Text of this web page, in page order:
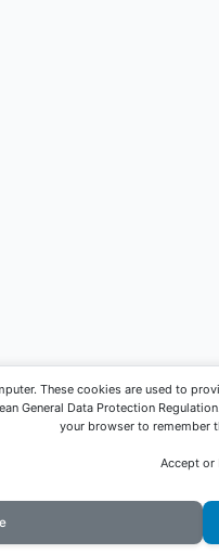
These cookies are used to
General Data Protection
your browser to remember
Accept or